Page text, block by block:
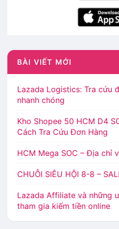
BÀI VIẾT MỚI
Lazada Logistics: Tra cứu
nhanh chóng
Kho Shopee 50 HCM D4
Cách Tra Cứu Đơn Hàng
HCM Mega SOC – Địa chỉ
CHUỖI SIÊU HỘI 8-8 –
Lazada Affiliate và những
tham gia kiếm tiền online